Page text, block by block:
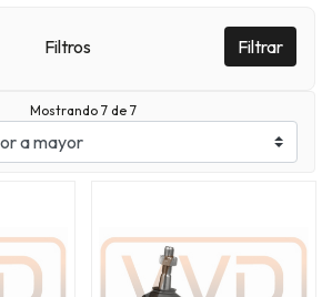
Filtros Filtrar
Mostrando 7 de 7